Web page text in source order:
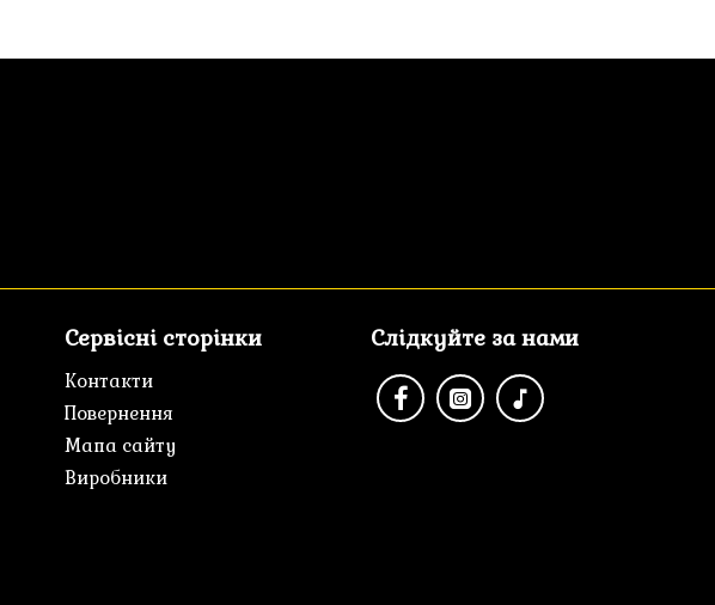
Сервісні сторінки
Контакти
Повернення
Мапа сайту
Виробники
Слідкуйте за нами